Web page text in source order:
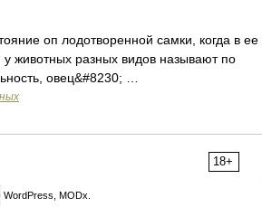
оп лодотворенной самки, когда в ее
у животных разных видов называют по
овец&#8230; …
18+
WordPress, MODx.